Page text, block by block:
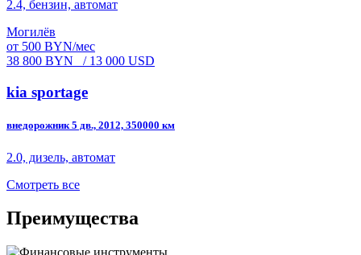
2.4, бензин, автомат
Могилёв
от 500 BYN/мес
38 800 BYN
/ 13 000 USD
kia sportage
внедорожник 5 дв., 2012, 350000 км
2.0, дизель, автомат
Смотреть все
Преимущества